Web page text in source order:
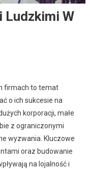
Ludzkimi W
firmach to temat
o ich sukcesie na
korporacji, małe
z ograniczonymi
wyzwania. Kluczowe
oraz budowanie
na lojalność i